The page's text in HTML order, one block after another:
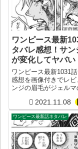
ワンピース最新
タバレ感想！サン
が変化してヤバい
ONE PIECE1032
ワンピース最新1031
感想を画像付きでレビ
ンジの眉毛がジェルマ
たな能力も判明？ONE
PIECE1032話予想
2021.11.08
ワンピース最新話ネタバレ